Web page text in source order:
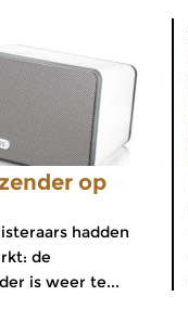
op
hadden
de
is weer te...